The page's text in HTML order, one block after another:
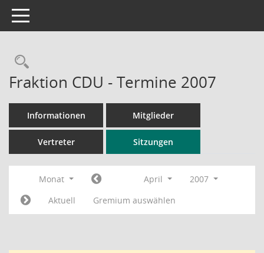
Toggle navigation
Rechercheauswahl
Fraktion CDU - Termine 2007
Informationen Mitglieder
Vertreter Sitzungen
Monat April
2007
Aktuell
Gremium auswählen